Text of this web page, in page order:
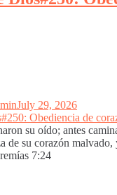
July 29, 2026
su oído; antes
de su corazón
7:24